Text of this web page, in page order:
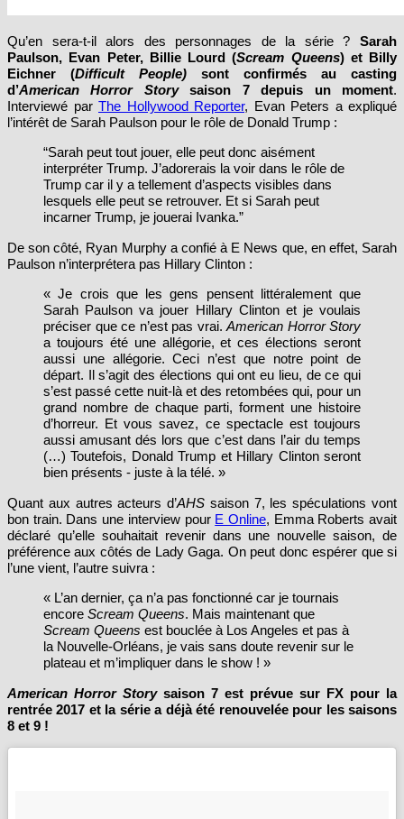
Qu’en sera-t-il alors des personnages de la série ? Sarah
Paulson, Evan Peter, Billie Lourd (Scream Queens) et Billy
Eichner (Difficult People) sont
confirmés au casting
d’American Horror Storysaison 7 depuis un moment.
Interviewé par The Hollywood Reporter, Evan Peters a expliqué
l’intérêt de Sarah Paulson pour le rôle de Donald Trump :
“Sarah peut tout jouer, elle peut donc aisément
interpréter Trump. J’adorerais la voir dans le rôle de
Trump car il y a tellement d’aspects visibles dans
lesquels elle peut se retrouver. Et si Sarah peut
incarner Trump, je jouerai Ivanka.”
De son côté, Ryan Murphy a confié à E News que, en effet, Sarah
Paulson n’interprétera pas Hillary Clinton :
« Je crois que les gens pensent littéralement que
Sarah Paulson va jouer Hillary Clinton et je voulais
préciser que ce n’est pas vrai. American Horror Story
a toujours été une allégorie, et ces élections seront
aussi une allégorie. Ceci n’est que notre point de
départ. Il s’agit des élections qui ont eu lieu, de ce qui
s’est passé cette nuit-là et des retombées qui, pour un
grand nombre de chaque parti, forment une histoire
d’horreur. Et vous savez, ce spectacle est toujours
aussi amusant dés lors que c’est dans l’air du temps
(…) Toutefois, Donald Trump et Hillary Clinton seront
bien présents - juste à la télé. »
Quant aux autres acteurs d’AHS saison 7, les spéculations vont
bon train. Dans une interview pour E Online, Emma Roberts avait
déclaré qu’elle souhaitait revenir dans une nouvelle saison, de
préférence aux côtés de Lady Gaga. On peut donc espérer que si
l’une vient, l’autre suivra :
« L’an dernier, ça n’a pas fonctionné car je tournais
encore Scream Queens. Mais maintenant que
Scream Queens est bouclée à Los Angeles et pas à
la Nouvelle-Orléans, je vais sans doute revenir sur le
plateau et m’impliquer dans le show ! »
American Horror Storysaison 7 est prévue sur FX pour la
rentrée 2017 et la série a déjà été renouvelée pour les saisons
8 et 9 !